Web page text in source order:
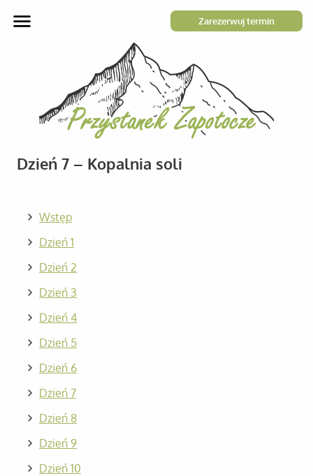
Zarezerwuj termin
Dzień 7 – Kopalnia soli
Wstęp
Dzień 1
Dzień 2
Dzień 3
Dzień 4
Dzień 5
Dzień 6
Dzień 7
Dzień 8
Dzień 9
Dzień 10